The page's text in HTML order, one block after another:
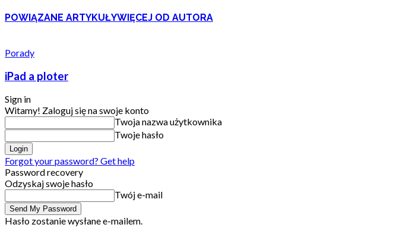
POWIĄZANE ARTYKUŁYWIĘCEJ OD AUTORA
Porady
iPad a ploter
Sign in
Witamy! Zaloguj się na swoje konto
Twoja nazwa użytkownika
Twoje hasło
Forgot your password? Get help
Password recovery
Odzyskaj swoje hasło
Twój e-mail
Hasło zostanie wysłane e-mailem.